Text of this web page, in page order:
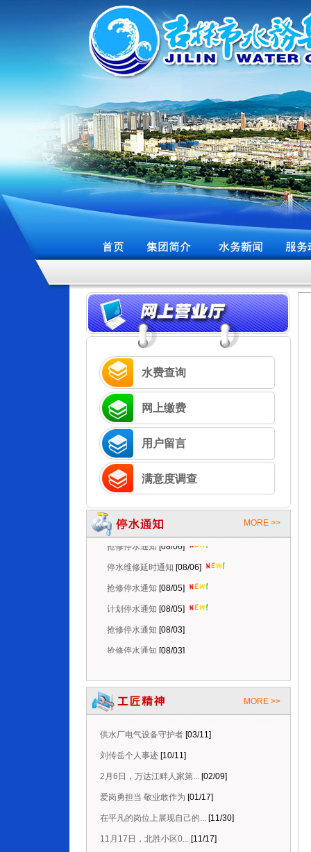
水费查询
网上缴费
用户留言
满意度调查
MORE >>
抢修停水通知 [08/06]
停水维修延时通知 [08/06]
抢修停水通知 [08/05]
计划停水通知 [08/05]
抢修停水通知 [08/03]
抢修停水通知[08/06]
停水维修延时通知
计划停水通知 [08/05]
抢修停水通知[08/03]
抢修停水通知[08/03]
MORE >>
供水厂电气设备守护者[03/11]
刘传岳个人事迹[10/11]
2月6日，万达江畔人家第...[02/09]
爱岗勇担当 敬业敢作为 [01/17]
在平凡的岗位上展现自己的...[11/30]
11月17日，北胜小区0...[11/17]